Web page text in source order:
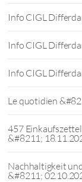
Info CIGL
Info CIGL
Info CIGL
Le quotidien
457
&#8211;
Nachhaltigkeit
&#8211;